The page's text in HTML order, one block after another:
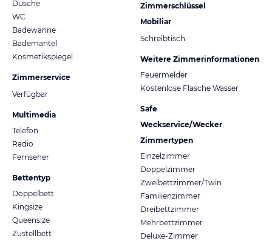
Dusche
WC
Badewanne
Bademantel
Kosmetikspiegel
Zimmerservice
Verfügbar
Multimedia
Telefon
Radio
Fernseher
Bettentyp
Doppelbett
Kingsize
Queensize
Zustellbett
Zimmerschlüssel
Mobiliar
Schreibtisch
Weitere Zimmerinformationen
Feuermelder
Kostenlose Flasche Wasser
Safe
Weckservice/Wecker
Zimmertypen
Einzelzimmer
Doppelzimmer
Zweibettzimmer/Twin
Familienzimmer
Dreibettzimmer
Mehrbettzimmer
Deluxe-Zimmer